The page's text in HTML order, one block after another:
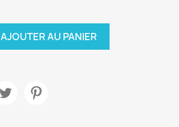
AJOUTER AU PANIER